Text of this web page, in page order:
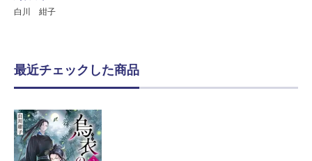
白川 紺子
最近チェックした商品